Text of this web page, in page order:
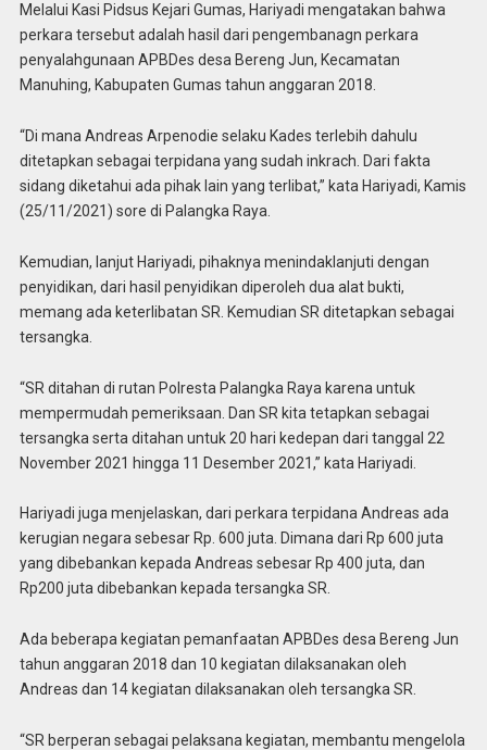
Melalui Kasi Pidsus Kejari Gumas, Hariyadi mengatakan bahwa
perkara tersebut adalah hasil dari pengembanagn perkara
penyalahgunaan APBDes desa Bereng Jun, Kecamatan
Manuhing, Kabupaten Gumas tahun anggaran 2018.
“Di mana Andreas Arpenodie selaku Kades terlebih dahulu
ditetapkan sebagai terpidana yang sudah inkrach. Dari fakta
sidang diketahui ada pihak lain yang terlibat,” kata Hariyadi, Kamis
(25/11/2021) sore di Palangka Raya.
Kemudian, lanjut Hariyadi, pihaknya menindaklanjuti dengan
penyidikan, dari hasil penyidikan diperoleh dua alat bukti,
memang ada keterlibatan SR. Kemudian SR ditetapkan sebagai
tersangka.
“SR ditahan di rutan Polresta Palangka Raya karena untuk
mempermudah pemeriksaan. Dan SR kita tetapkan sebagai
tersangka serta ditahan untuk 20 hari kedepan dari tanggal 22
November 2021 hingga 11 Desember 2021,” kata Hariyadi.
Hariyadi juga menjelaskan, dari perkara terpidana Andreas ada
kerugian negara sebesar Rp. 600 juta. Dimana dari Rp 600 juta
yang dibebankan kepada Andreas sebesar Rp 400 juta, dan
Rp200 juta dibebankan kepada tersangka SR.
Ada beberapa kegiatan pemanfaatan APBDes desa Bereng Jun
tahun anggaran 2018 dan 10 kegiatan dilaksanakan oleh
Andreas dan 14 kegiatan dilaksanakan oleh tersangka SR.
“SR berperan sebagai pelaksana kegiatan, membantu mengelola